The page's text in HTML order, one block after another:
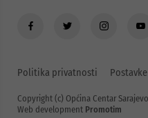
Politika privatnosti
Copyright (c) Općina Centar
Web development Promotim